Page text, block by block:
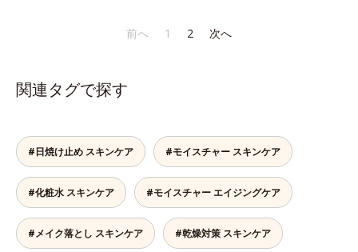
リルエチルジメチコン＝水分によっ
て密着性を向上させ色持ちを叶える
れのこと*3 デクスパンテノール
目し、肌荒れを予防しながらうるお
いに満ちた美しい肌へと導きます。
ンテノール(*3)」を国内唯一(*4)、
調にゆらがない肌を叶えます。そし
て、独自研究に基づいたアプローチ
成分「MCアクティベーター
(*5)」。肌のうるおいを引き出し・
高めて、ハリ感あふれる肌へと導き
ます。うるおいに満ちたゆらがない
肌をご体感いただくために設計され
「うるおいの質」に着目し、肌荒れ
を予防しながらうるおいに満ちた美
して肌荒れを防ぎ、肌不調にゆらが
ない肌を叶えます。そして、独自研
究に基づいたアプローチ成分「MC
アクティベーター(*5)」。肌のうる
おいを引き出し・高めて、ハリ感あ
ふれる肌へと導きます。うるおいに
満ちたゆらがない肌をご体感いただ
前へ 1 2 次へ
関連タグで探す
#日焼け止め スキンケア #モイスチャー スキンケア
#化粧水 スキンケア #モイスチャー エイジングケア
#メイク落とし スキンケア #乾燥対策 スキンケア